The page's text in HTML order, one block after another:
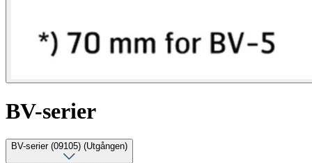
BV-serier
BV-serier (09105) (Utgången)